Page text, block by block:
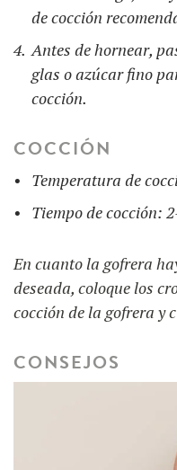
de cocción
Antes de hornear,
glas o azúcar fino
cocción.
COCCIÓN
Temperatura de
Tiempo de cocción:
En cuanto la gofrera
deseada, coloque los
cocción de la gofrera y
CONSEJOS